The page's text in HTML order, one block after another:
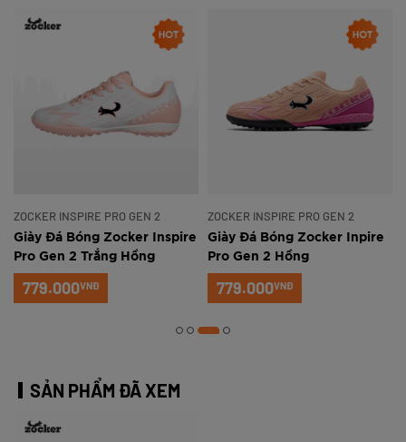
ZOCKER INSPIRE PRO GEN 2
Giày Đá Bóng Zocker Inspire
Pro Gen 2 Trắng Hồng
779.000VNĐ
ZOCKER INSPIRE PRO GEN 2
Giày Đá Bóng Zocker Inpire
Pro Gen 2 Hồng
779.000VNĐ
SẢN PHẨM ĐÃ XEM